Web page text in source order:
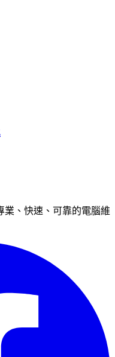
業、快速、可靠的電腦維